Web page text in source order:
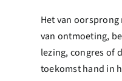
Het van
van ontmoeting,
lezing, congres of
toekomst hand in